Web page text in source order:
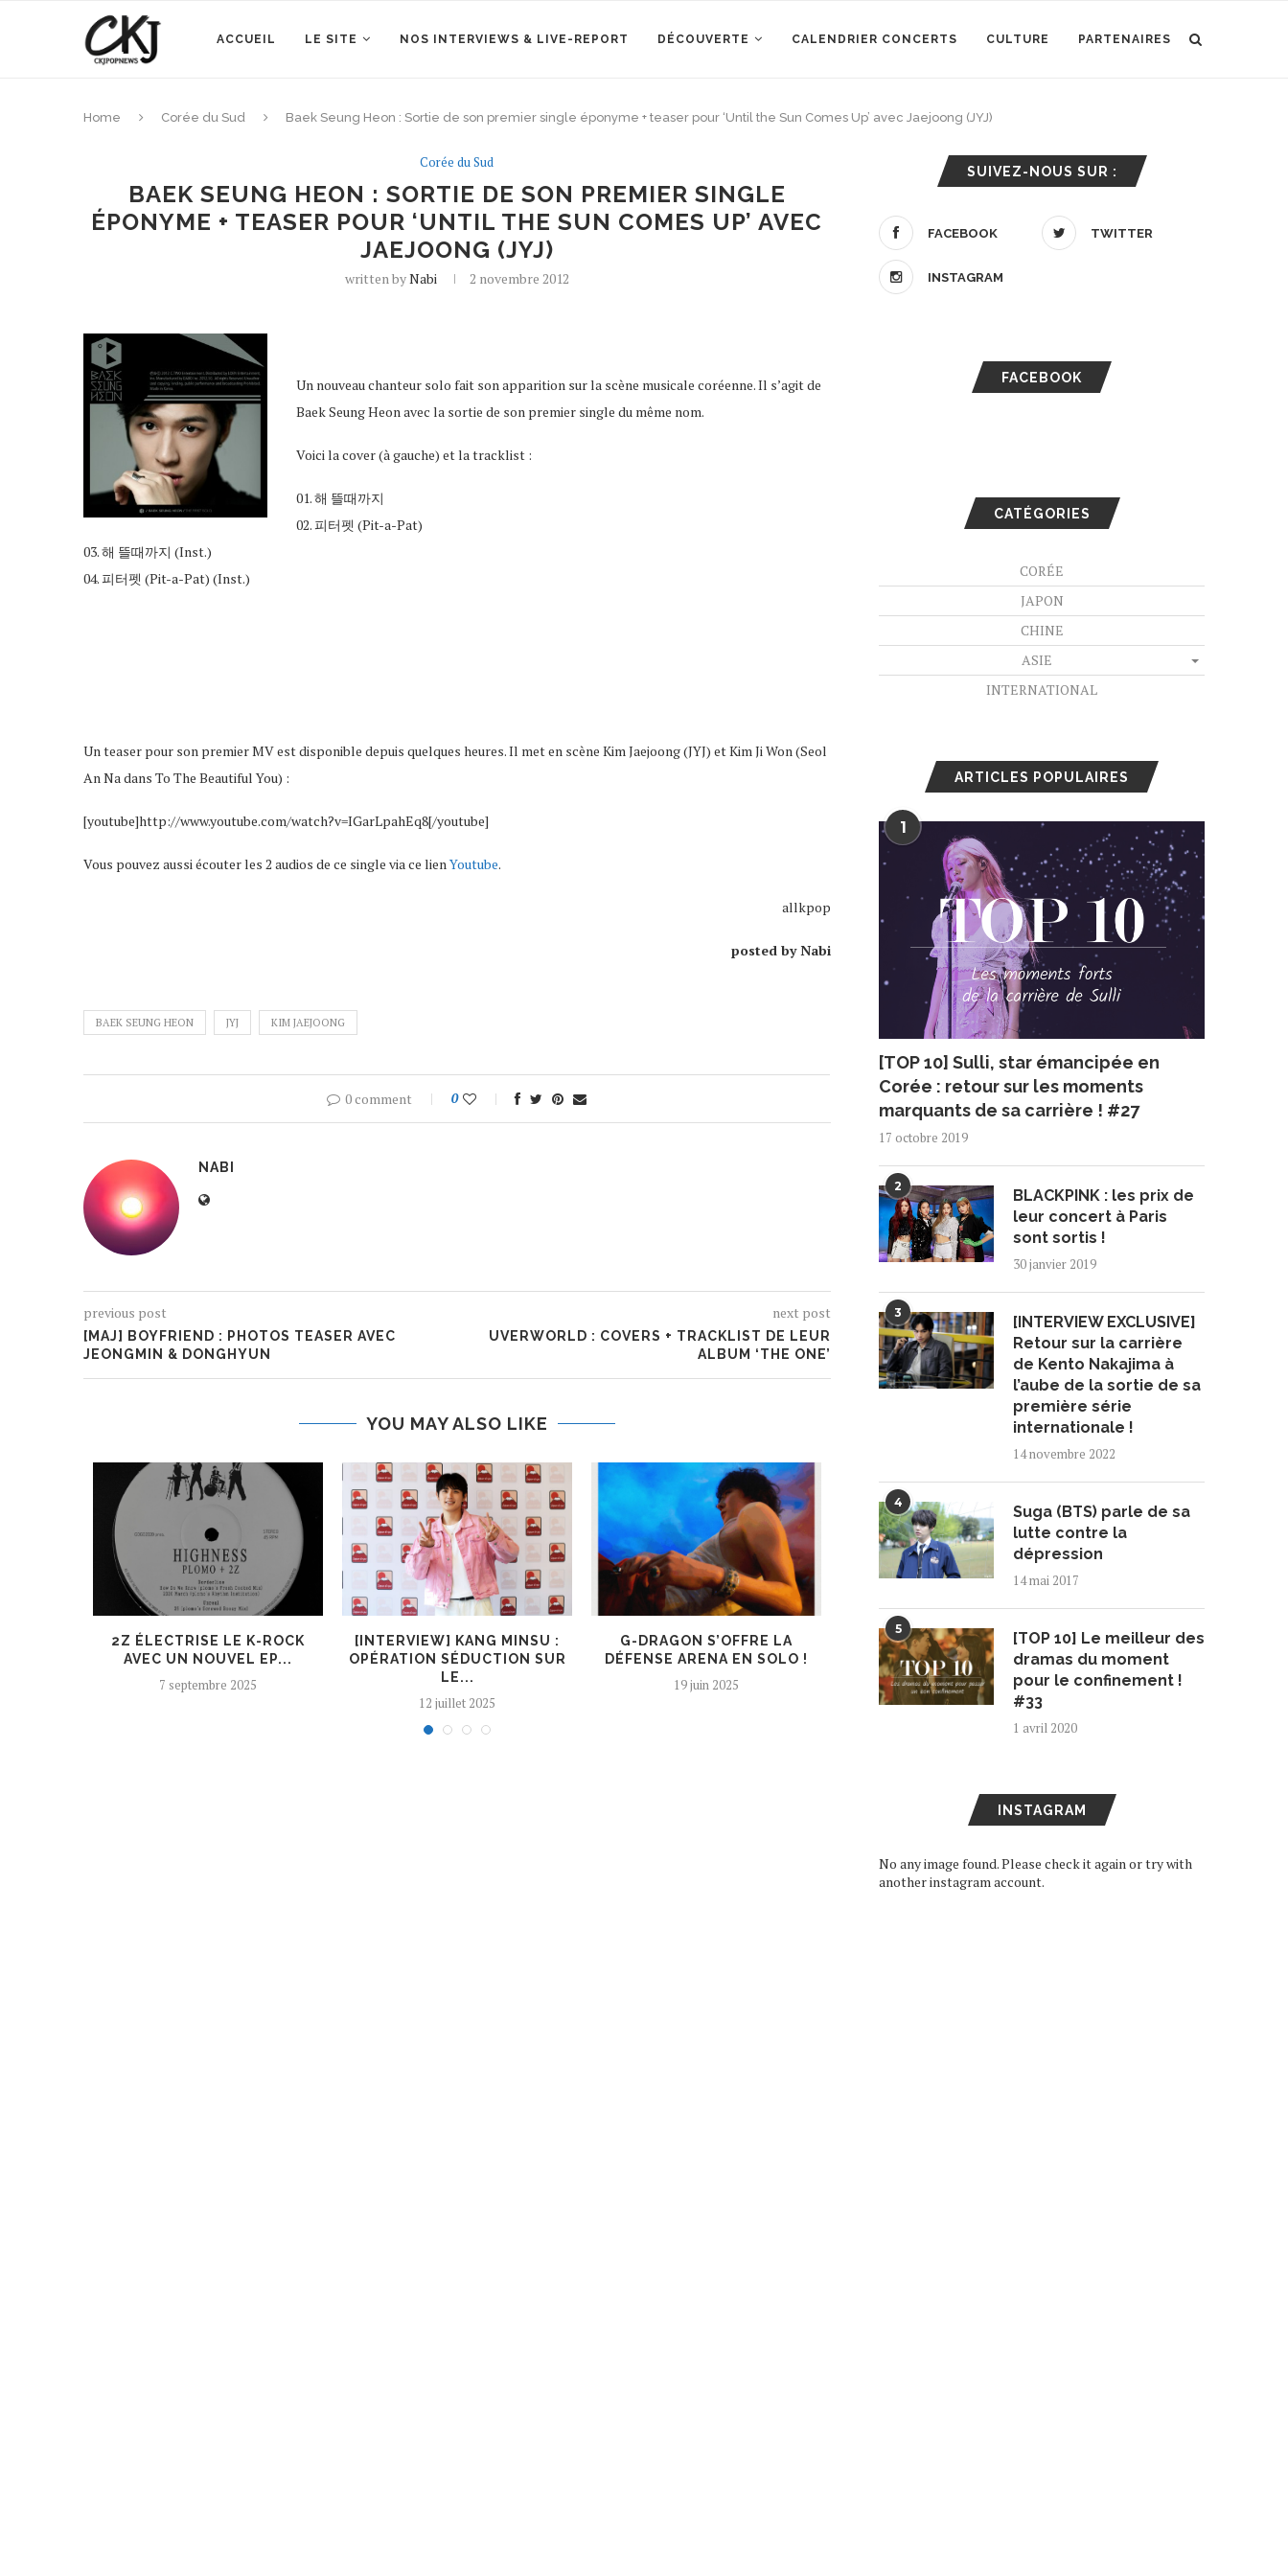
ACCUEIL LE SITE NOS INTERVIEWS & LIVE-REPORT DÉCOUVERTE CALENDRIER CONCERTS CULTURE PARTENAIRES
Home Corée du Sud Baek Seung Heon : Sortie de son premier single éponyme + teaser pour ‘Until the Sun Comes Up’ avec Jaejoong (JYJ)
Corée du Sud
BAEK SEUNG HEON : SORTIE DE SON PREMIER SINGLE
ÉPONYME + TEASER POUR ‘UNTIL THE SUN COMES UP’ AVEC
JAEJOONG (JYJ)
written byNabi 2 novembre 2012
Un nouveau chanteur solo fait son apparition sur la scène musicale coréenne. Il s’agit de
Baek Seung Heon avec la sortie de son premier single du même nom.
Voici la cover (à gauche) et la tracklist :
01. 해 뜰때까지
02. 피터펫 (Pit-a-Pat)
03. 해 뜰때까지 (Inst.)
04. 피터펫 (Pit-a-Pat) (Inst.)
Un teaser pour son premier MV est disponible depuis quelques heures. Il met en scène Kim Jaejoong (JYJ) et Kim Ji Won (Seol
An Na dans To The Beautiful You) :
[youtube]http://www.youtube.com/watch?v=IGarLpahEq8[/youtube]
Vous pouvez aussi écouter les 2 audios de ce single via ce lienYoutube.
allkpop
posted by Nabi
BAEK SEUNG HEON JYJ KIM JAEJOONG
0 comment 0
NABI
previous post
[MAJ] BOYFRIEND : PHOTOS TEASER AVEC
JEONGMIN & DONGHYUN
next post
UVERWORLD : COVERS + TRACKLIST DE LEUR
ALBUM ‘THE ONE’
YOU MAY ALSO LIKE
2Z ÉLECTRISE LE K-ROCK
AVEC UN NOUVEL EP...
7 septembre 2025
[INTERVIEW] KANG MINSU :
OPÉRATION SÉDUCTION SUR
LE...
12 juillet 2025
G-DRAGON S’OFFRE LA
DÉFENSE ARENA EN SOLO !
19 juin 2025
KARD DE RETOUR EN FRANCE
LE 11 DÉCEMBRE
16 octobre 2024
SEVENTEEN
AMBASSADEURS DE
VOLONTÉ POUR LA...
SUIVEZ-NOUS SUR :
FACEBOOK TWITTER
INSTAGRAM
FACEBOOK
CATÉGORIES
CORÉE
JAPON
CHINE
ASIE
INTERNATIONAL
ARTICLES POPULAIRES
1
[TOP 10] Sulli, star émancipée en
Corée : retour sur les moments
marquants de sa carrière ! #27
17 octobre 2019
2
BLACKPINK : les prix de
leur concert à Paris
sont sortis !
30 janvier 2019
3
[INTERVIEW EXCLUSIVE]
Retour sur la carrière
de Kento Nakajima à
l’aube de la sortie de sa
première série
internationale !
14 novembre 2022
4
Suga (BTS) parle de sa
lutte contre la
dépression
14 mai 2017
5
[TOP 10] Le meilleur des
dramas du moment
pour le confinement !
#33
1 avril 2020
INSTAGRAM
No any image found. Please check it again or try with
another instagram account.